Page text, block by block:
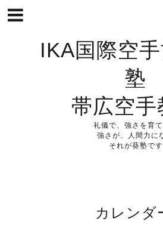
IKA国際空
塾
帯広空手
礼儀で、強さを育て
強さが、人間力に
それが葵塾です
カレンダ